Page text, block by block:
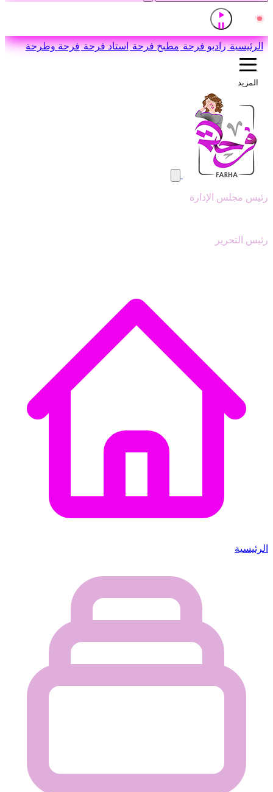
مباشر إذاعة القرآن الكريم من القاهرة
اضغط للاستماع
الرئيسية راديو فرحة مطبخ فرحة استاد فرحة فرحة وطرحة
المزيد
رئيس مجلس الإدارة
رئيس التحرير
الرئيسية